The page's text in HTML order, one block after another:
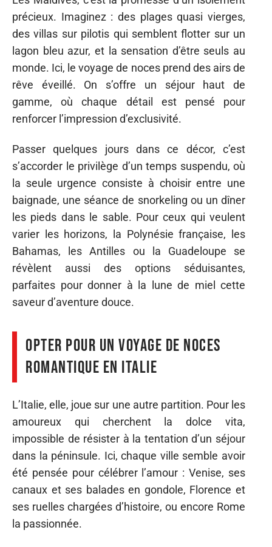
précieux. Imaginez : des plages quasi vierges,
des villas sur pilotis qui semblent flotter sur un
lagon bleu azur, et la sensation d’être seuls au
monde. Ici, le voyage de noces prend des airs de
rêve éveillé. On s’offre un séjour haut de
gamme, où chaque détail est pensé pour
renforcer l’impression d’exclusivité.
Passer quelques jours dans ce décor, c’est
s’accorder le privilège d’un temps suspendu, où
la seule urgence consiste à choisir entre une
baignade, une séance de snorkeling ou un dîner
les pieds dans le sable. Pour ceux qui veulent
varier les horizons, la Polynésie française, les
Bahamas, les Antilles ou la Guadeloupe se
révèlent aussi des options séduisantes,
parfaites pour donner à la lune de miel cette
saveur d’aventure douce.
Opter pour un voyage de noces
romantique en Italie
L’Italie, elle, joue sur une autre partition. Pour les
amoureux qui cherchent la dolce vita,
impossible de résister à la tentation d’un séjour
dans la péninsule. Ici, chaque ville semble avoir
été pensée pour célébrer l’amour : Venise, ses
canaux et ses balades en gondole, Florence et
ses ruelles chargées d’histoire, ou encore Rome
la passionnée.